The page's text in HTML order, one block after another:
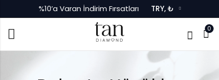
%10’a Varan İndirim Fırsatları TRY, ₺
0